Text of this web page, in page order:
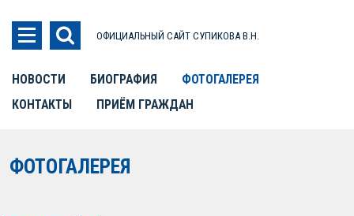
ОФИЦИАЛЬНЫЙ САЙТ СУПИКОВА В.Н.
НОВОСТИ БИОГРАФИЯ
ФОТОГАЛЕРЕЯ
КОНТАКТЫ
ПРИЁМ ГРАЖДАН
ФОТОГАЛЕРЕЯ